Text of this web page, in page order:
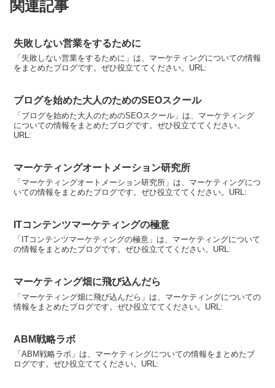
関連記事
失敗しない営業をするために
「失敗しない営業をするために」は、マーケティングについての情報
をまとめたブログです。ぜひ役立ててください。URL:
ブログを始めた大人のためのSEOスクール
「ブログを始めた大人のためのSEOスクール」は、マーケティング
についての情報をまとめたブログです。ぜひ役立ててください。
URL:
マーケティングオートメーション研究所
「マーケティングオートメーション研究所」は、マーケティングにつ
いての情報をまとめたブログです。ぜひ役立ててください。URL:
ITコンテンツマーケティングの極意
「ITコンテンツマーケティングの極意」は、マーケティングについて
の情報をまとめたブログです。ぜひ役立ててください。URL:
マーケティング畑に飛び込んだら
「マーケティング畑に飛び込んだら」は、マーケティングについての
情報をまとめたブログです。ぜひ役立ててください。URL:
ABM戦略ラボ
「ABM戦略ラボ」は、マーケティングについての情報をまとめたブ
ログです。ぜひ役立ててください。URL: